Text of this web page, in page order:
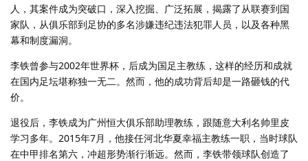
人，其案件成为突破口，深入挖掘、广泛拓展，揭露了从联赛到国
家队，从俱乐部到足协的多名涉嫌违纪违法犯罪人员，以及各种黑
幕和制度漏洞。
李铁曾参与2002年世界杯，后成为国足主教练，这样的经历和成就
在国内足坛堪称独一无二。然而，他的成功背后却是一路砸钱的代
价。
退役后，李铁成为广州恒大俱乐部助理教练，跟随意大利名帅里皮
学习多年。2015年7月，他接任河北华夏幸福主教练一职，当时球队
在中甲排名第六，冲超形势渐行渐远。然而，李铁带领球队创造了